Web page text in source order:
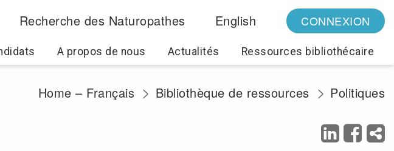
Recherche des Naturopathes CONNEXION
English
A propos de nous Actualités Ressources bibliothécaire
Home – Français Bibliothèque de ressources Politiques